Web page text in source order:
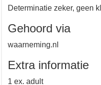
Determinatie zeker, geen
Gehoord via
Extra informatie